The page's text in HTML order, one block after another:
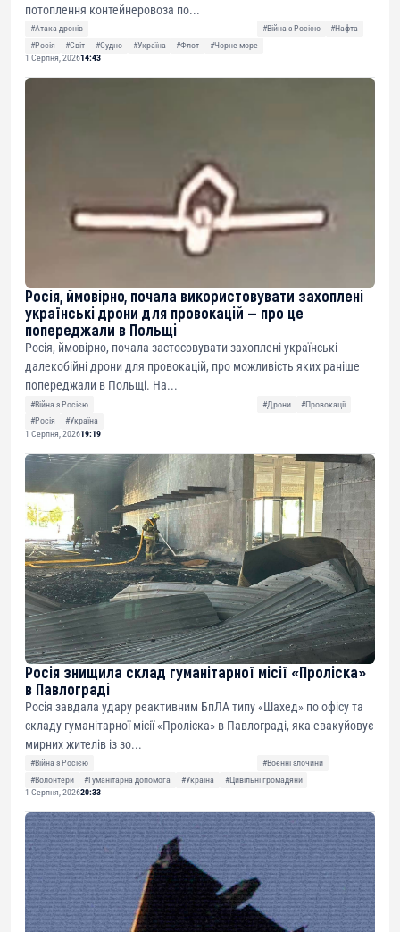
потоплення контейнеровоза по...
#Атака дронів #Війна з Росією
#Нафта
#Росія
#Світ #Судно #Україна #Флот
#Чорне море
1 Серпня, 202614:43
Росія, ймовірно, почала використовувати захоплені
українські дрони для провокацій — про це
попереджали в Польщі
Росія, ймовірно, почала застосовувати захоплені українські
далекобійні дрони для провокацій, про можливість яких раніше
попереджали в Польщі. На...
#Війна з Росією #Дрони
#Провокації
#Росія
#Україна
1 Серпня, 202619:19
Росія знищила склад гуманітарної місії «Проліска»
в Павлограді
Росія завдала удару реактивним БпЛА типу «Шахед» по офісу та
складу гуманітарної місії «Проліска» в Павлограді, яка евакуйовує
мирних жителів із зо...
#Війна з Росією
#Воєнні злочини
#Волонтери
#Гуманітарна допомога #Україна
#Цивільні громадяни
1 Серпня, 202620:33